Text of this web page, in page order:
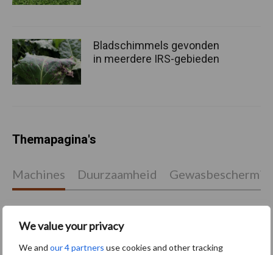
We value your privacy
We and our 4 partners use cookies and other tracking
Bladschimmels gevonden
in meerdere IRS-gebieden
Themapagina's
Machines Duurzaamheid
Kunstmeststrooier Pootmachine